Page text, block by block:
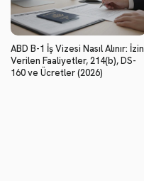
ABD B-1 İş Vizesi Nasıl Alınır: İzin
Verilen Faaliyetler, 214(b), DS-
160 ve Ücretler (2026)